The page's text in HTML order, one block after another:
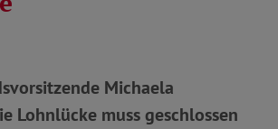
Michaela
Lohnlücke muss geschlossen